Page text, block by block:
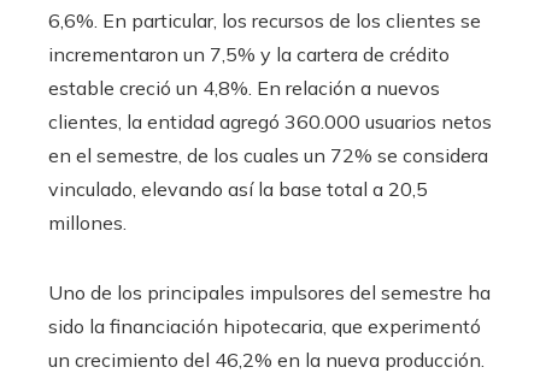
6,6%. En particular, los recursos de los clientes se
incrementaron un 7,5% y la cartera de crédito
estable creció un 4,8%. En relación a nuevos
clientes, la entidad agregó 360.000 usuarios netos
en el semestre, de los cuales un 72% se considera
vinculado, elevando así la base total a 20,5
millones.
Uno de los principales impulsores del semestre ha
sido la financiación hipotecaria, que experimentó
un crecimiento del 46,2% en la nueva producción.